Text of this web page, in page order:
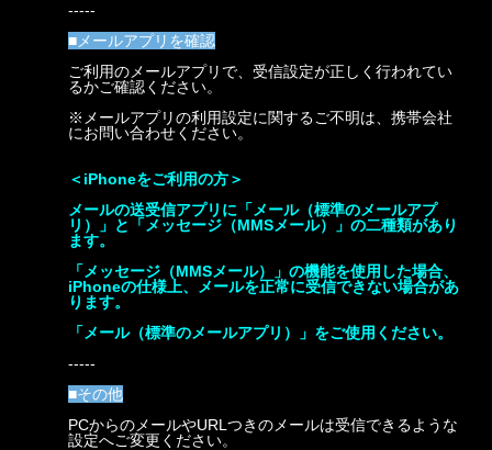
-----
■メールアプリを確認
ご利用のメールアプリで、受信設定が正しく行われてい
るかご確認ください。
※メールアプリの利用設定に関するご不明は、携帯会社
にお問い合わせください。
＜iPhoneをご利用の方＞
メールの送受信アプリに「メール（標準のメールアプ
リ）」と「メッセージ（MMSメール）」の二種類があり
ます。
「メッセージ（MMSメール）」の機能を使用した場合、
iPhoneの仕様上、メールを正常に受信できない場合があ
ります。
「メール（標準のメールアプリ）」をご使用ください。
-----
■その他
PCからのメールやURLつきのメールは受信できるような
設定へご変更ください。